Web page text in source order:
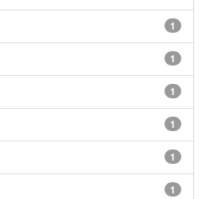
1
1
1
1
1
1